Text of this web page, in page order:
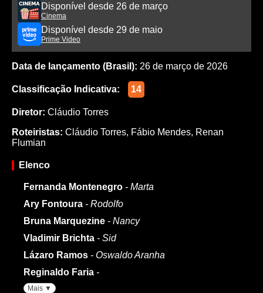
Disponível desde 26 de março
Cinema
Disponível desde 29 de maio
Prime Video
Data de lançamento (Brasil): 26 de março de 2026
Classificação Indicativa: 14
Diretor: Cláudio Torres
Roteiristas: Cláudio Torres, Fábio Mendes, Renan
Flumian
Elenco
Fernanda Montenegro - Marta
Ary Fontoura - Rodolfo
Bruna Marquezine - Nancy
Vladimir Brichta - Sid
Lázaro Ramos - Oswaldo Aranha
Reginaldo Faria -
Mais ▼